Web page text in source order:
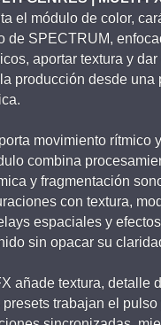
el módulo de color,
de SPECTRUM,
aportar textura y
producción desde una
movimiento rítmico
combina
y fragmentación
con textura,
espaciales y
sin opacar su
añade textura, detalle
trabajan el pulso